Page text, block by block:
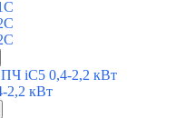
iC5 0,4-2,2 кВт
2,2 кВт